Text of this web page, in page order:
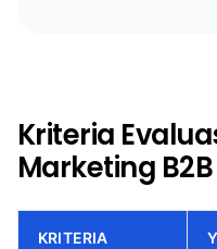
Kriteria
Marketing B2B
KRITERIA